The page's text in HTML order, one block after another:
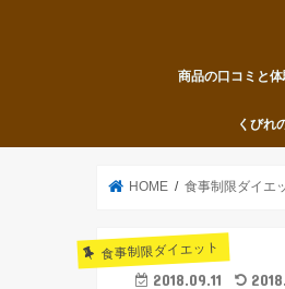
商品の口コミと
くびれ
HOME 食事制限ダイエ
食事制限ダイエット
2018.09.11